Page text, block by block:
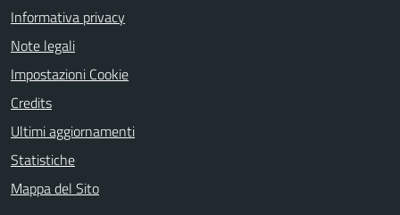
Informativa privacy
Note legali
Impostazioni Cookie
Credits
Ultimi aggiornamenti
Statistiche
Mappa del Sito